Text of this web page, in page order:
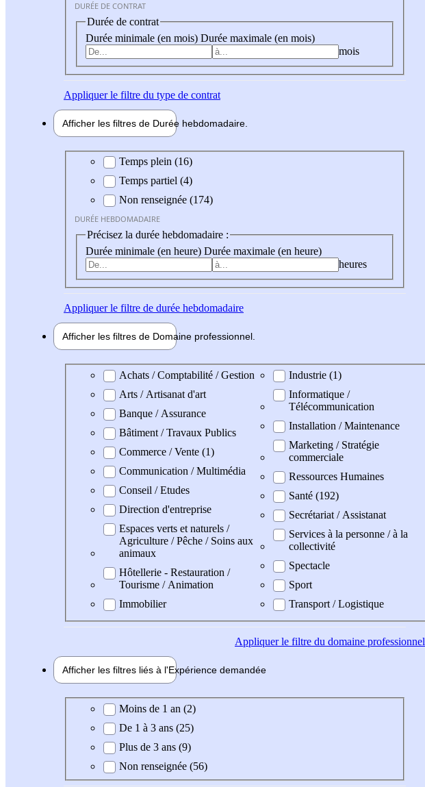
DURÉE DE CONTRAT
Durée de contrat
Durée minimale (en mois) Durée maximale (en mois)
mois
Appliquerle filtre du type de contrat
Afficher les filtres de Durée hebdomadaire
Durée hebdomadaire
Temps plein (16)
Temps partiel (4)
Non renseignée (174)
DURÉE HEBDOMADAIRE
Précisez la durée hebdomadaire :
Durée minimale (en heure) Durée maximale (en heure)
heures
Appliquerle filtre de durée hebdomadaire
Afficher les filtres de Domaine professionnel
Domaine professionel
Achats / Comptabilité / Gestion
Arts / Artisanat d'art
Banque / Assurance
Bâtiment / Travaux Publics
Commerce / Vente (1)
Communication / Multimédia
Conseil / Etudes
Direction d'entreprise
Espaces verts et naturels /
Agriculture / Pêche / Soins aux
animaux
Hôtellerie - Restauration /
Tourisme / Animation
Immobilier
Industrie (1)
Informatique /
Télécommunication
Installation / Maintenance
Marketing / Stratégie
commerciale
Ressources Humaines
Santé (192)
Secrétariat / Assistanat
Services à la personne / à la
collectivité
Spectacle
Sport
Transport / Logistique
Appliquerle filtre du domaine professionnel
Afficher les filtres liés à l'Expérience demandée
Expérience demandée
Moins de 1 an (2)
De 1 à 3 ans (25)
Plus de 3 ans (9)
Non renseignée (56)